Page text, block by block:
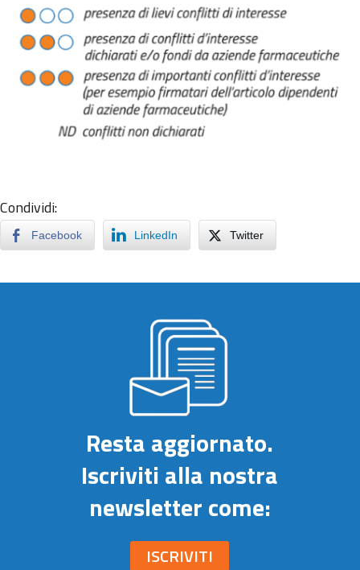
Condividi:
Facebook LinkedIn Twitter
Resta aggiornato.
Iscriviti alla nostra
newsletter come:
ISCRIVITI